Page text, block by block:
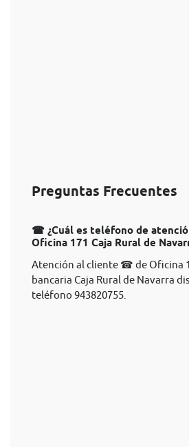
Preguntas Frecuentes
☎ ¿Cuál es teléfono de
Oficina 171 Caja Rural de
Atención al cliente ☎ de Oficina
bancaria Caja Rural de Navarra
teléfono 943820755.